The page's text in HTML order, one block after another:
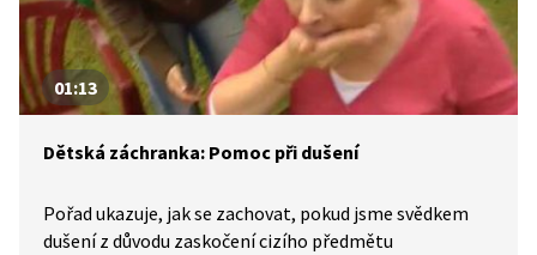
01:13
Dětská záchranka: Pomoc při dušení
Pořad ukazuje, jak se zachovat, pokud jsme svědkem
dušení z důvodu zaskočení cizího předmětu